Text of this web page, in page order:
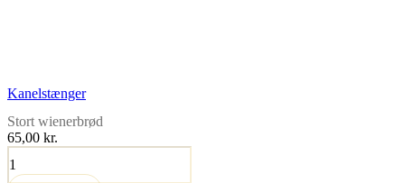
Kanelstænger
Stort wienerbrød
65,00 kr.
Kanelstænger
antal